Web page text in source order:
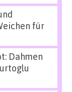
für
Dahmen